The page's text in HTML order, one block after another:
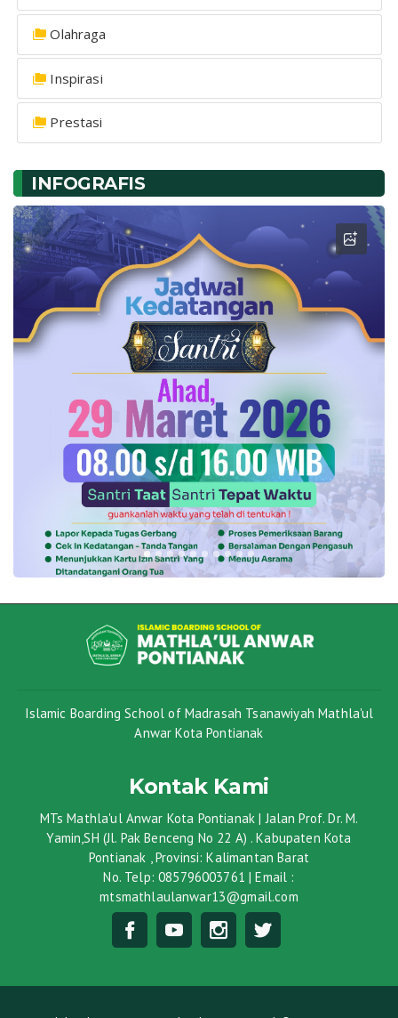
Olahraga
Inspirasi
Prestasi
INFOGRAFIS
Islamic Boarding School of Madrasah Tsanawiyah Mathla'ul
Anwar Kota Pontianak
Kontak Kami
MTs Mathla'ul Anwar Kota Pontianak | Jalan Prof. Dr. M.
Yamin,SH (Jl. Pak Benceng No 22 A) . Kabupaten Kota
Pontianak , Provinsi: Kalimantan Barat
No. Telp: 085796003761 | Email :
mtsmathlaulanwar13@gmail.com